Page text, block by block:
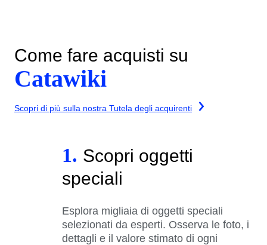
Come fare acquisti su
Catawiki
Scopri di più sulla nostra Tutela degli acquirenti
1. Scopri oggetti
speciali
Esplora migliaia di oggetti speciali
selezionati da esperti. Osserva le foto, i
dettagli e il valore stimato di ogni